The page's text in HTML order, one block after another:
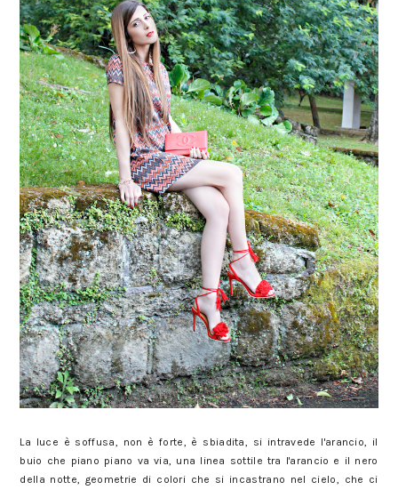
La luce è soffusa, non è forte, è sbiadita, si intravede l'arancio, il
buio che piano piano va via, una linea sottile tra l'arancio e il nero
della notte, geometrie di colori che si incastrano nel cielo, che ci